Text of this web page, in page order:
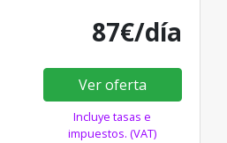
87€/día
Ver oferta
Incluye tasas e
impuestos. (VAT)